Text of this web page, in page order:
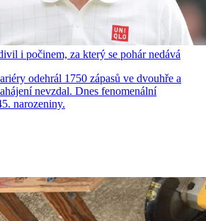
i počinem, za který se pohár nedává
odehrál 1750 zápasů ve dvouhře a
nevzdal. Dnes fenomenální
narozeniny.